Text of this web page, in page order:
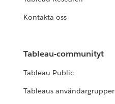
Kontakta oss
Tableau-communityt
Tableau Public
Tableaus användargrupper